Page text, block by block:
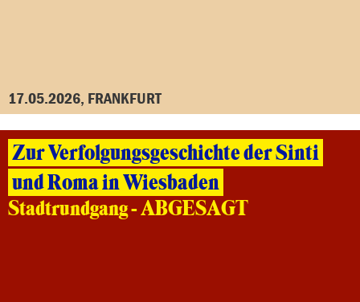
17.05.2026, FRANKFURT
Zur Verfolgungsgeschichte der Sinti
und Roma in Wiesbaden
Stadtrundgang - ABGESAGT